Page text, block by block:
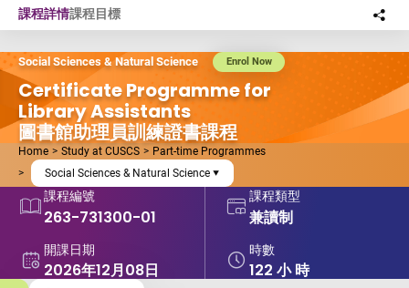
Skip to main content
Social Sciences & Natural Science Enrol Now
Certificate Programme for
Library Assistants
圖書館助理員訓練證書課程
Home Study at CUSCS
Part-time Programmes
Social Sciences & Natural Science
課程編號
263-731300-01
課程類型
兼讀制
開課日期
2026年12月08日
時數
122 小 時
課程詳情課程目標